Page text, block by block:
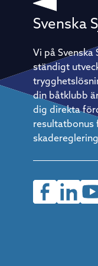
något.
vila –
också
vara
och
kaliber
inte att
tre
vara
att
på:
kompis
första
att
sätt att
material.
Svenska
Vi på
ständigt
din båtklubb
dig direkta
resultatbonus